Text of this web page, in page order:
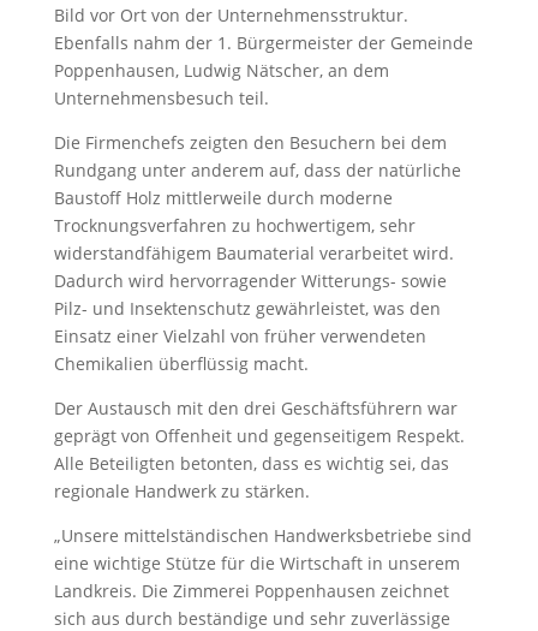
Bild vor Ort von der Unternehmensstruktur.
Ebenfalls nahm der 1. Bürgermeister der Gemeinde
Poppenhausen, Ludwig Nätscher, an dem
Unternehmensbesuch teil.
Die Firmenchefs zeigten den Besuchern bei dem
Rundgang unter anderem auf, dass der natürliche
Baustoff Holz mittlerweile durch moderne
Trocknungsverfahren zu hochwertigem, sehr
widerstandfähigem Baumaterial verarbeitet wird.
Dadurch wird hervorragender Witterungs- sowie
Pilz- und Insektenschutz gewährleistet, was den
Einsatz einer Vielzahl von früher verwendeten
Chemikalien überflüssig macht.
Der Austausch mit den drei Geschäftsführern war
geprägt von Offenheit und gegenseitigem Respekt.
Alle Beteiligten betonten, dass es wichtig sei, das
regionale Handwerk zu stärken.
„Unsere mittelständischen Handwerksbetriebe sind
eine wichtige Stütze für die Wirtschaft in unserem
Landkreis. Die Zimmerei Poppenhausen zeichnet
sich aus durch beständige und sehr zuverlässige